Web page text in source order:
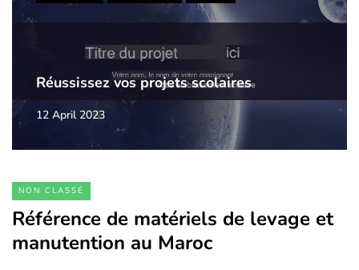
Réussissez vos projets scolaires
12 April 2023
NON CLASSÉ
Référence de matériels de levage et
manutention au Maroc